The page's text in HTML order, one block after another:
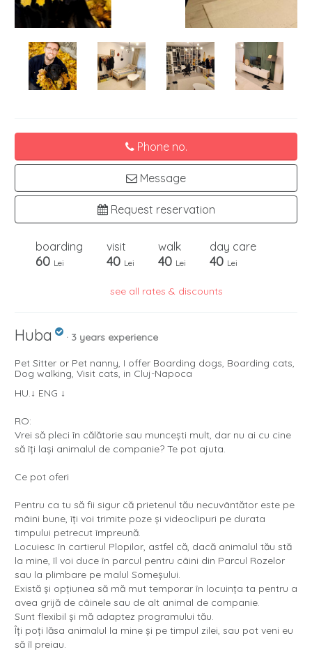
Phone no.
Message
Request reservation
boarding
60 Lei
visit
40 Lei
walk
40 Lei
day care
40 Lei
see all rates & discounts
Huba · 3 years experience
Pet Sitter or Pet nanny, I offer Boarding dogs, Boarding cats,
Dog walking, Visit cats, in Cluj-Napoca
HU.↓ ENG ↓
RO:
Vrei să pleci în călătorie sau muncești mult, dar nu ai cu cine
să îți lași animalul de companie? Te pot ajuta.
Ce pot oferi
Pentru ca tu să fii sigur că prietenul tău necuvântător este pe
mâini bune, îți voi trimite poze și videoclipuri pe durata
timpului petrecut împreună.
Locuiesc în cartierul Plopilor, astfel că, dacă animalul tău stă
la mine, îl voi duce în parcul pentru câini din Parcul Rozelor
sau la plimbare pe malul Someșului.
Există și opțiunea să mă mut temporar în locuința ta pentru a
avea grijă de câinele sau de alt animal de companie.
Sunt flexibil și mă adaptez programului tău.
Îți poți lăsa animalul la mine și pe timpul zilei, sau pot veni eu
să îl preiau.